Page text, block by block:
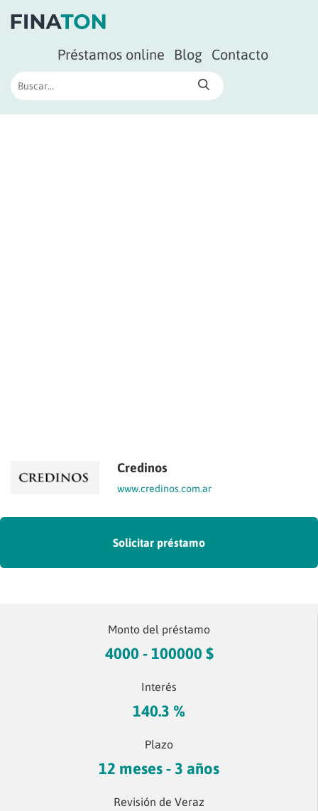
Préstamos online Blog Contacto
Credinos
www.credinos.com.ar
Solicitar préstamo
Monto del préstamo
4000 - 100000 $
Interés
140.3 %
Plazo
12 meses - 3 años
Revisión de Veraz